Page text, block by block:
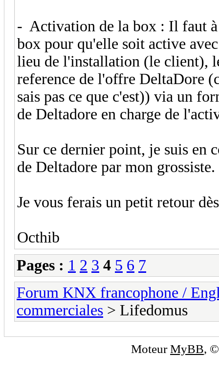
- Activation de la box : Il faut
box pour qu'elle soit active
lieu de l'installation (le client),
reference de l'offre DeltaDore
sais pas ce que c'est)) via un
de Deltadore en charge de
Sur ce dernier point, je suis en
de Deltadore par mon grossiste.
Je vous ferais un petit retour
Octhib
Pages : 1 2 3 4 5 6 7
Forum KNX francophone /
commerciales > Lifedomus
MoteurMyBB,